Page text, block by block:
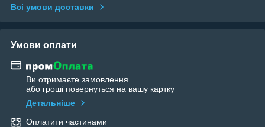
Всі умови доставки
Умови оплати
Ви отримаєте замовлення
або гроші повернуться на вашу картку
Детальніше
Оплатити частинами